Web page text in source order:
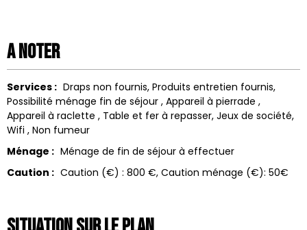
A noter
Services : Draps non fournis Produits entretien fournis
Possibilité ménage fin de séjour Appareil à pierrade
Appareil à raclette
Table et fer à repasser Jeux de société
Wifi
Non fumeur
Ménage : Ménage de fin de séjour à effectuer
Caution : Caution (€) : 800 € Caution ménage (€): 50€